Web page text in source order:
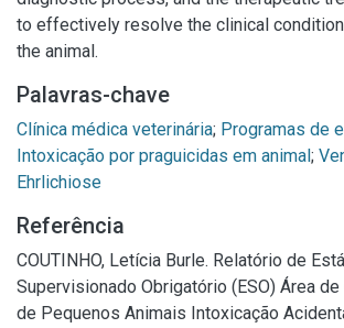
to effectively resolve the clinical
the animal.
Palavras-chave
Clínica médica veterinária; Programas de
Intoxicação por praguicidas em animal;
Ehrlichiose
Referência
COUTINHO, Letícia Burle. Relatório de
Supervisionado Obrigatório (ESO) Área
de Pequenos Animais Intoxicação